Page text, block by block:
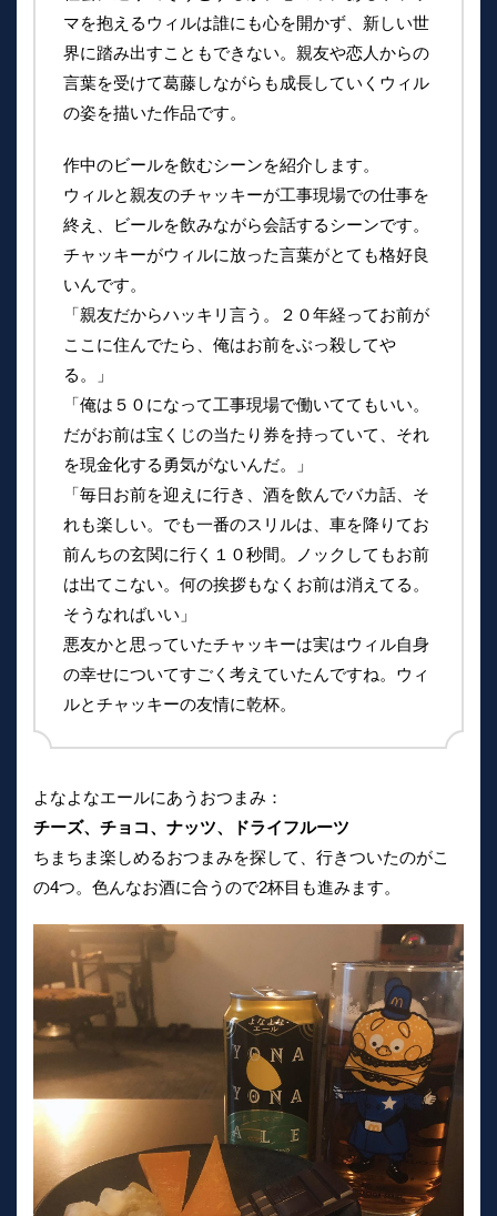
マを抱えるウィルは誰にも心を開かず、新しい世
界に踏み出すこともできない。親友や恋人からの
言葉を受けて葛藤しながらも成長していくウィル
の姿を描いた作品です。
作中のビールを飲むシーンを紹介します。
ウィルと親友のチャッキーが工事現場での仕事を
終え、ビールを飲みながら会話するシーンです。
チャッキーがウィルに放った言葉がとても格好良
いんです。
「親友だからハッキリ言う。２０年経ってお前が
ここに住んでたら、俺はお前をぶっ殺してや
る。」
「俺は５０になって工事現場で働いててもいい。
だがお前は宝くじの当たり券を持っていて、それ
を現金化する勇気がないんだ。」
「毎日お前を迎えに行き、酒を飲んでバカ話、そ
れも楽しい。でも一番のスリルは、車を降りてお
前んちの玄関に行く１０秒間。ノックしてもお前
は出てこない。何の挨拶もなくお前は消えてる。
そうなればいい」
悪友かと思っていたチャッキーは実はウィル自身
の幸せについてすごく考えていたんですね。ウィ
ルとチャッキーの友情に乾杯。
よなよなエールにあうおつまみ：
チーズ、チョコ、ナッツ、ドライフルーツ
ちまちま楽しめるおつまみを探して、行きついたのがこ
の4つ。色んなお酒に合うので2杯目も進みます。